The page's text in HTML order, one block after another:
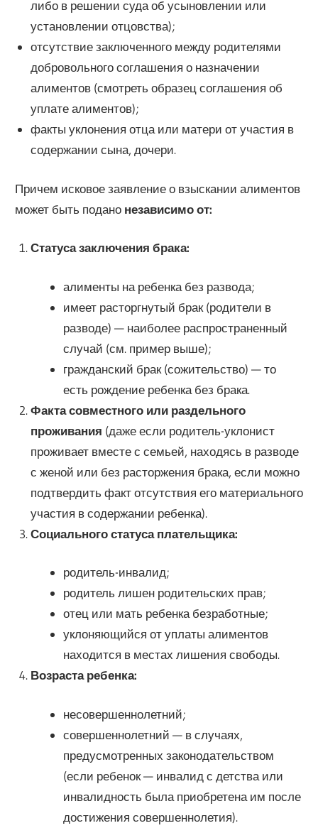
либо в решении суда об усыновлении или
установлении отцовства);
отсутствие заключенного между родителями
добровольного соглашения о назначении
алиментов (смотреть образец соглашения об
уплате алиментов);
факты уклонения отца или матери от участия в
содержании сына, дочери.
Причем исковое заявление о взыскании алиментов
может быть подано независимо от:
Статуса заключения брака:
алименты на ребенка без развода;
имеет расторгнутый брак (родители в
разводе) — наиболее распространенный
случай (см. пример выше);
гражданский брак (сожительство) — то
есть рождение ребенка без брака.
Факта совместного или раздельного
проживания (даже если родитель-уклонист
проживает вместе с семьей, находясь в разводе
с женой или без расторжения брака, если можно
подтвердить факт отсутствия его материального
участия в содержании ребенка).
Социального статуса плательщика:
родитель-инвалид;
родитель лишен родительских прав;
отец или мать ребенка безработные;
уклоняющийся от уплаты алиментов
находится в местах лишения свободы.
Возраста ребенка:
несовершеннолетний;
совершеннолетний — в случаях,
предусмотренных законодательством
(если ребенок — инвалид с детства или
инвалидность была приобретена им после
достижения совершеннолетия).